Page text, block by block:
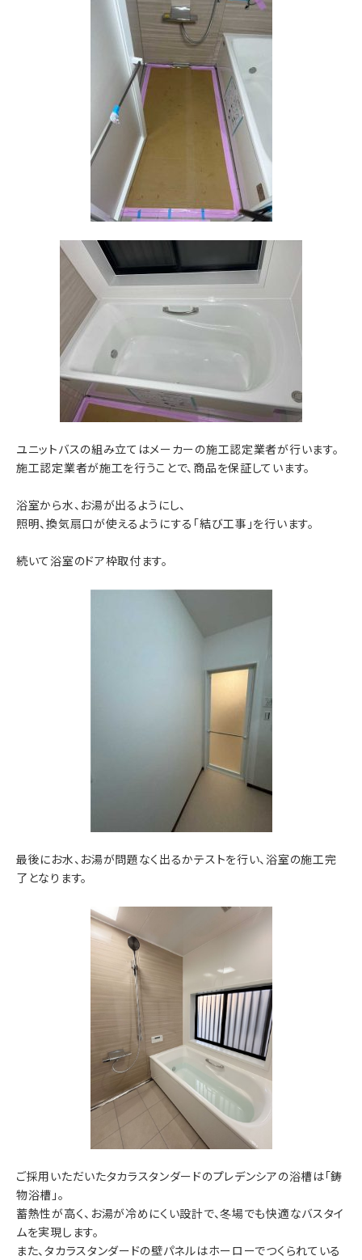
ユニットバスの組み立てはメーカーの施工認定業者が行います。
施工認定業者が施工を行うことで、商品を保証しています。
浴室から水、お湯が出るようにし、
照明、換気扇口が使えるようにする「結び工事」を行います。
続いて浴室のドア枠取付ます。
最後にお水、お湯が問題なく出るかテストを行い、浴室の施工完
了となります。
ご採用いただいたタカラスタンダードのプレデンシアの浴槽は「鋳
物浴槽」。
蓄熱性が高く、お湯が冷めにくい設計で、冬場でも快適なバスタイ
ムを実現します。
また、タカラスタンダードの壁パネルはホーローでつくられている